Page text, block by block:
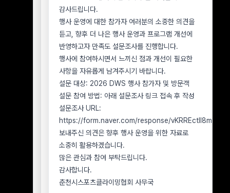
2026년 7월 8일 행사 참가 신청자 중 우천 취소에
따른 환불을 아직 신청하지 않은 참가자
■ 환불 신청 기한
2026년 8월 9일(일)까지
■ 유의사항
환불을 원하시는 참가자께서는 반드시 기한 내 환불
신청을 접수해 주시기 바랍니다.
2026년 8월 9일(일)까지 환불 신청이 접수되지
않은 경우, 환불 의사가 없는 것으로 간주하며
이후에는 참가비 환불이 불가합니다.
환불 신청 시 참가자 성명, 연락처, 환불 계좌번호
및 예금주를 정확히 기재해 주시기 바랍니다.
아직 환불 신청을 하지 않으신 참가자께서는 기한을
확인하시어 반드시 기간 내 접수해 주시기
바랍니다.
방문객께서는 아래 내용을 확인하신 후 협회
사무국으로 문의해 주시기 바랍니다.
1. 분실물 확인 및 문의 방법
분실물 확인을 원하시는 경우 아래 정보를 함께
보내주시기 바랍니다.
분실자 성명 및 연락처
행사 참가 또는 방문 일자
분실한 것으로 추정되는 장소
분실물의 종류, 색상, 브랜드 및 특징 을
알려주십시오.
2. 분실물 수령 방법
분실물은 원칙적으로 본인 확인 후 직접 수령하실
수 있습니다.
부득이하게 택배 수령을 요청하시는 경우 본인
물품임이 확인된 후 착불로 발송할 수 있으며, 배송
과정에서 발생하는 파손이나 분실에 대해서는
감사드립니다.
행사 운영에 대한 참가자 여러분의 소중한 의견을
듣고, 향후 더 나은 행사 운영과 프로그램 개선에
반영하고자 만족도 설문조사를 진행합니다.
행사에 참여하시면서 느끼신 점과 개선이 필요한
사항을 자유롭게 남겨주시기 바랍니다.
설문 대상: 2026 DWS 행사 참가자 및 방문객
설문 참여 방법: 아래 설문조사 링크 접속 후 작성
설문조사 URL:
https://form.naver.com/response/
보내주신 의견은 향후 행사 운영을 위한 자료로
소중히 활용하겠습니다.
많은 관심과 참여 부탁드립니다.
감사합니다.
춘천시스포츠클라이밍협회 사무국